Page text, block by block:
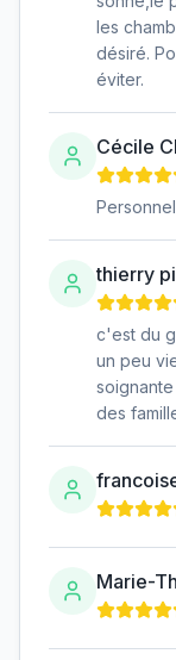
les
désiré.
éviter.
Cécile
thierry
c'est du
un peu
des
Marie-